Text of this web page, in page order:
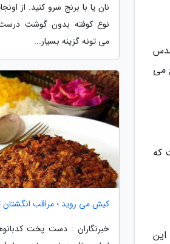
عدس
می
که
نان یا با برنج سرو کنید. از
نوع کوفته بدون گوشت
می تونه گزینه بسیار...
کیش می روید ؛ مراقب انگشتان
خبرنگاران : دست پخت